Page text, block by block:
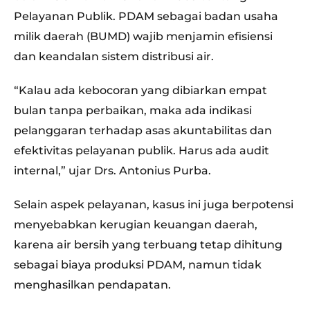
Pelayanan Publik. PDAM sebagai badan usaha
milik daerah (BUMD) wajib menjamin efisiensi
dan keandalan sistem distribusi air.
“Kalau ada kebocoran yang dibiarkan empat
bulan tanpa perbaikan, maka ada indikasi
pelanggaran terhadap asas akuntabilitas dan
efektivitas pelayanan publik. Harus ada audit
internal,” ujar Drs. Antonius Purba.
Selain aspek pelayanan, kasus ini juga berpotensi
menyebabkan kerugian keuangan daerah,
karena air bersih yang terbuang tetap dihitung
sebagai biaya produksi PDAM, namun tidak
menghasilkan pendapatan.